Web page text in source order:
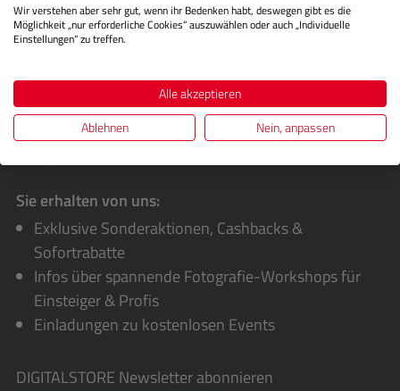
Bewertungen
Sie erhalten von uns:
Exklusive Sonderaktionen, Cashbacks &
Sofortrabatte
Infos über spannende Fotografie-Workshops für
Einsteiger & Profis
Einladungen zu kostenlosen Events
DIGITALSTORE Newsletter abonnieren
Wir verstehen aber sehr gut, wenn ihr Bedenken habt, deswegen gibt es die
Möglichkeit „nur erforderliche Cookies“ auszuwählen oder auch „Individuelle
Einstellungen“ zu treffen.
Alle akzeptieren
Ablehnen
Nein, anpassen